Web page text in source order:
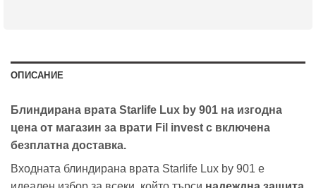
ОПИСАНИЕ
Блиндирана врата Starlife Lux by 901 на изгодна
цена от магазин за врати Fil invest с включена
безплатна доставка.
Входната блиндирана врата Starlife Lux by 901 е